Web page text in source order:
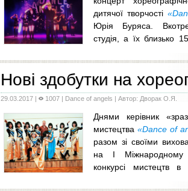
дитячої творчості
Юрія Буряса.
студія, а їх близько
Нові здобутки на
29.03.2017 | 1007 | Dance of angels | Автор: Дворак О.Я.
Днями керівник
мистецтва «Dance of
разом зі своїми
на І Міжнародному
конкурсі мистецтв